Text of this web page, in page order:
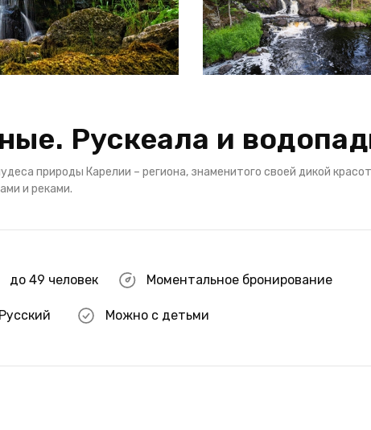
Рускеала и
природы Карелии – региона, знаменитого своей дикой
и реками.
до 49 человек Моментальное бронирование
Русский Можно с детьми